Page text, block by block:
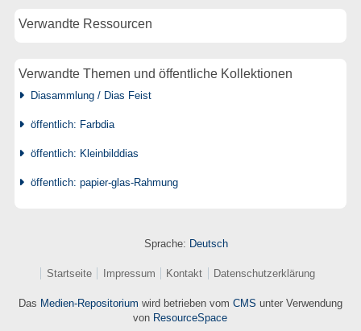
Verwandte Ressourcen
Verwandte Themen und öffentliche Kollektionen
Diasammlung / Dias Feist
öffentlich: Farbdia
öffentlich: Kleinbilddias
öffentlich: papier-glas-Rahmung
Sprache: Deutsch
Startseite Impressum Kontakt Datenschutzerklärung
Das Medien-Repositorium wird betrieben vom CMS unter Verwendung
von ResourceSpace